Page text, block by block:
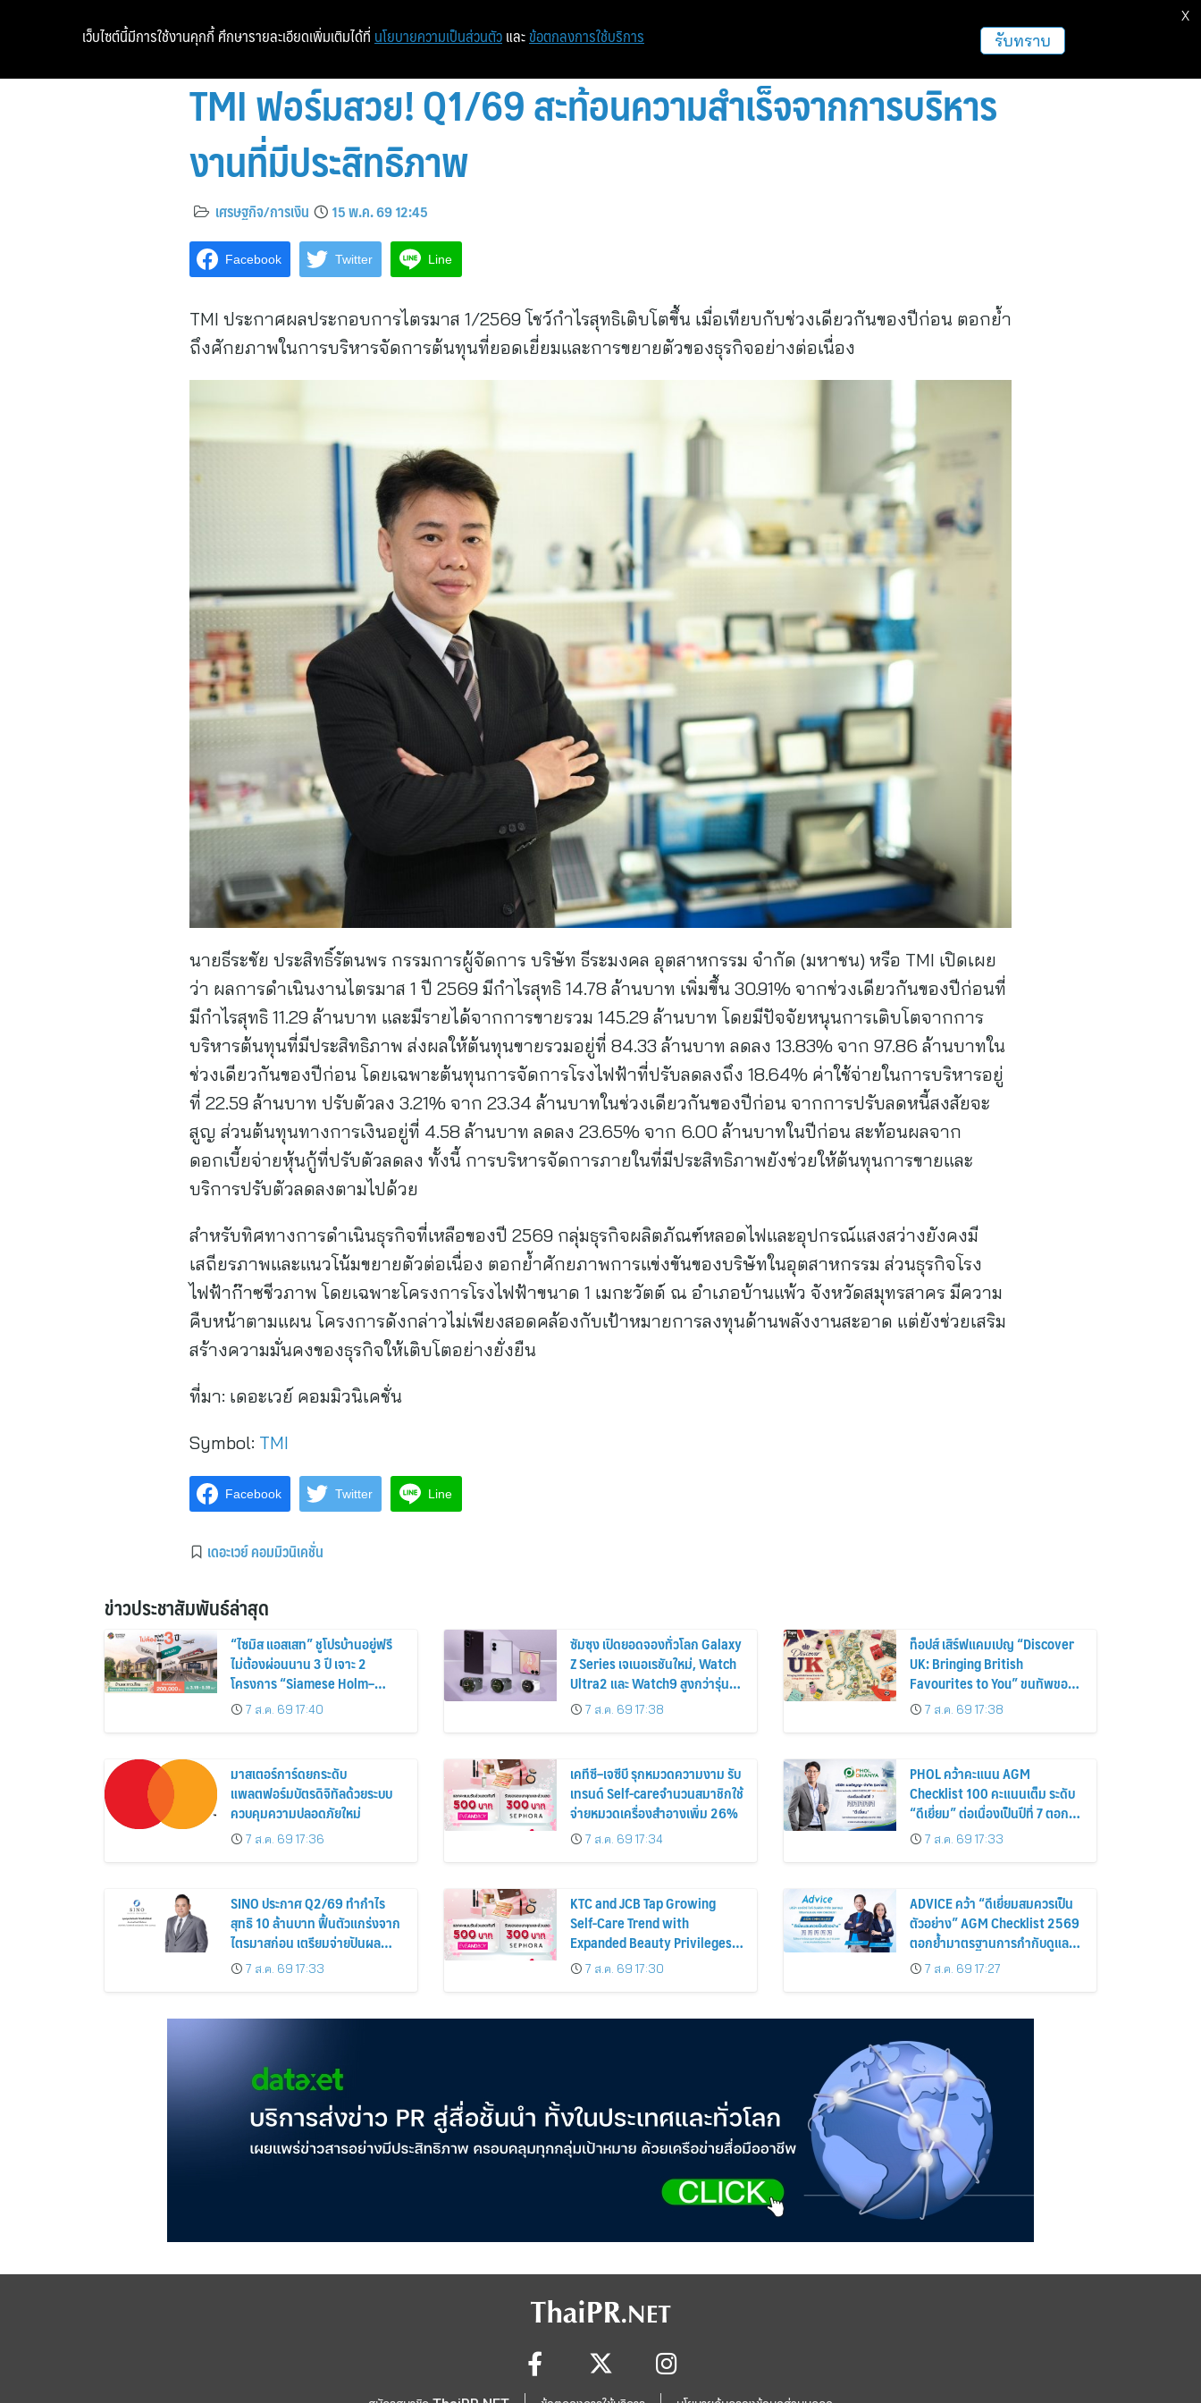
TMI ฟอร์มสวย! Q1/69 สะท้อนความสำเร็จจากการบริหาร
งานที่มีประสิทธิภาพ
เศรษฐกิจ/การเงิน 15 พ.ค. 69 12:45
Facebook Twitter Line
TMI ประกาศผลประกอบการไตรมาส 1/2569 โชว์กำไรสุทธิเติบโตขึ้น เมื่อเทียบกับช่วงเดียวกันของปีก่อน ตอกย้ำ
ถึงศักยภาพในการบริหารจัดการต้นทุนที่ยอดเยี่ยมและการขยายตัวของธุรกิจอย่างต่อเนื่อง
นายธีระชัย ประสิทธิ์รัตนพร กรรมการผู้จัดการ บริษัท ธีระมงคล อุตสาหกรรม จำกัด (มหาชน) หรือ TMI เปิดเผย
ว่า ผลการดำเนินงานไตรมาส 1 ปี 2569 มีกำไรสุทธิ 14.78 ล้านบาท เพิ่มขึ้น 30.91% จากช่วงเดียวกันของปีก่อนที่
มีกำไรสุทธิ 11.29 ล้านบาท และมีรายได้จากการขายรวม 145.29 ล้านบาท โดยมีปัจจัยหนุนการเติบโตจากการ
บริหารต้นทุนที่มีประสิทธิภาพ ส่งผลให้ต้นทุนขายรวมอยู่ที่ 84.33 ล้านบาท ลดลง 13.83% จาก 97.86 ล้านบาทใน
ช่วงเดียวกันของปีก่อน โดยเฉพาะต้นทุนการจัดการโรงไฟฟ้าที่ปรับลดลงถึง 18.64% ค่าใช้จ่ายในการบริหารอยู่
ที่ 22.59 ล้านบาท ปรับตัวลง 3.21% จาก 23.34 ล้านบาทในช่วงเดียวกันของปีก่อน จากการปรับลดหนี้สงสัยจะ
สูญ ส่วนต้นทุนทางการเงินอยู่ที่ 4.58 ล้านบาท ลดลง 23.65% จาก 6.00 ล้านบาทในปีก่อน สะท้อนผลจาก
ดอกเบี้ยจ่ายหุ้นกู้ที่ปรับตัวลดลง ทั้งนี้ การบริหารจัดการภายในที่มีประสิทธิภาพยังช่วยให้ต้นทุนการขายและ
บริการปรับตัวลดลงตามไปด้วย
สำหรับทิศทางการดำเนินธุรกิจที่เหลือของปี 2569 กลุ่มธุรกิจผลิตภัณฑ์หลอดไฟและอุปกรณ์แสงสว่างยังคงมี
เสถียรภาพและแนวโน้มขยายตัวต่อเนื่อง ตอกย้ำศักยภาพการแข่งขันของบริษัทในอุตสาหกรรม ส่วนธุรกิจโรง
ไฟฟ้าก๊าซชีวภาพ โดยเฉพาะโครงการโรงไฟฟ้าขนาด 1 เมกะวัตต์ ณ อำเภอบ้านแพ้ว จังหวัดสมุทรสาคร มีความ
คืบหน้าตามแผน โครงการดังกล่าวไม่เพียงสอดคล้องกับเป้าหมายการลงทุนด้านพลังงานสะอาด แต่ยังช่วยเสริม
สร้างความมั่นคงของธุรกิจให้เติบโตอย่างยั่งยืน
ที่มา: เดอะเวย์ คอมมิวนิเคชั่น
Symbol: TMI
Facebook Twitter Line
เดอะเวย์ คอมมิวนิเคชั่น
ข่าวประชาสัมพันธ์ล่าสุด
“ไซมิส แอสเสท” ชูโปรบ้านอยู่ฟรี
ไม่ต้องผ่อนนาน 3 ปี เจาะ 2
โครงการ “Siamese Holm–
Siamese Blossom” พร้อม
ส่วนลดและสิทธิพิเศษถึง 31
7 ส.ค. 69 17:40
ซัมซุง เปิดยอดจองทั่วโลก Galaxy
Z Series เจเนอเรชันใหม่, Watch
Ultra2 และ Watch9 สูงกว่ารุ่น
ก่อนหน้ากว่า 30%
7 ส.ค. 69 17:38
ท็อปส์ เสิร์ฟแคมเปญ “Discover
UK: Bringing British
Favourites to You” ขนทัพของ
อร่อยและไอเท็มฮิตจากสหราช
อาณาจักร ส่งตรงถึงมือตั้งแต่วัน
7 ส.ค. 69 17:38
มาสเตอร์การ์ดยกระดับ
แพลตฟอร์มบัตรดิจิทัลด้วยระบบ
ควบคุมความปลอดภัยใหม่
7 ส.ค. 69 17:36
เคทีซี–เจซีบี รุกหมวดความงาม รับ
เทรนด์ Self-careจำนวนสมาชิกใช้
จ่ายหมวดเครื่องสำอางเพิ่ม 26%
7 ส.ค. 69 17:34
PHOL คว้าคะแนน AGM
Checklist 100 คะแนนเต็ม ระดับ
“ดีเยี่ยม” ต่อเนื่องเป็นปีที่ 7 ตอกย้ำ
การดำเนินธุรกิจตามหลักธรรมาภิ
บาล โปร่งใส สร้างความเชื่อมั่นผู้
7 ส.ค. 69 17:33
SINO ประกาศ Q2/69 ทำกำไร
สุทธิ 10 ล้านบาท ฟื้นตัวแกร่งจาก
ไตรมาสก่อน เตรียมจ่ายปันผล
ระหว่างกาล 0.014423 บาทต่อหุ้น
ครึ่งปีหลังมุ่งเติบโตต่อเนื่อง
7 ส.ค. 69 17:33
KTC and JCB Tap Growing
Self-Care Trend with
Expanded Beauty Privileges
Number of KTC JCB
Cardmembers Spending on
7 ส.ค. 69 17:30
ADVICE คว้า “ดีเยี่ยมสมควรเป็น
ตัวอย่าง” AGM Checklist 2569
ตอกย้ำมาตรฐานการกำกับดูแล
กิจการที่ดี
7 ส.ค. 69 17:27
เว็บไซต์นี้มีการใช้งานคุกกี้ ศึกษารายละเอียดเพิ่มเติมได้ที่ นโยบายความเป็นส่วนตัว และ ข้อตกลงการใช้บริการ รับทราบ
X